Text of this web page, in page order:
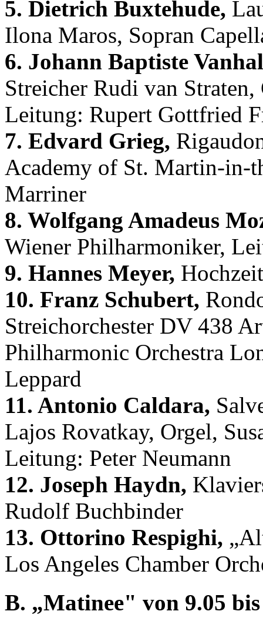
5. Dietrich Buxtehude,
Ilona Maros, Sopran
6. Johann Baptiste
Streicher Rudi van
Leitung: Rupert Gottfried
7. Edvard Grieg,
Academy of St. Martin-in-
Marriner
8. Wolfgang Amadeus
Wiener Philharmoniker,
9. Hannes Meyer,
10. Franz Schubert,
Streichorchester DV 438
Philharmonic Orchestra
Leppard
11. Antonio Caldara,
Lajos Rovatkay, Orgel,
Leitung: Peter Neumann
12. Joseph Haydn,
Rudolf Buchbinder
13. Ottorino Respighi,
Los Angeles Chamber
B. „Matinee" von 9.05